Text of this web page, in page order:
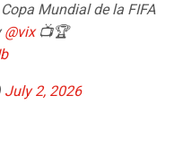
Mundial de la FIFA
@vix📺🏆
July 2, 2026